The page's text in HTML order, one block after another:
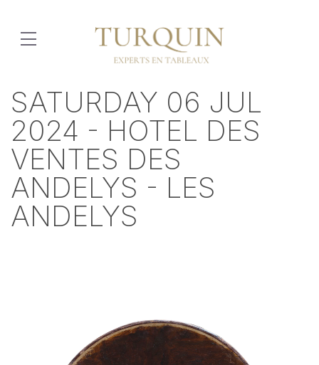
SATURDAY 06 JUL
2024 - HOTEL DES
VENTES DES
ANDELYS - LES
ANDELYS